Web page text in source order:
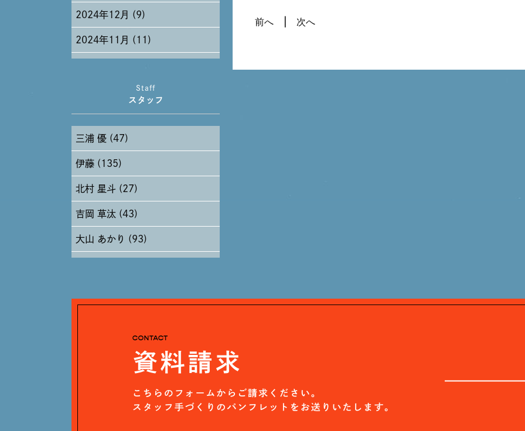
前へ 次へ
2024年12月 (9)
2024年11月 (11)
2024年9月 (11)
2024年8月 (11)
2024年7月 (11)
2024年6月 (12)
2024年5月 (19)
2024年4月 (17)
Staff
スタッフ
三浦 優 (47)
伊藤 (135)
北村 星斗 (27)
吉岡 草汰 (43)
大山 あかり (93)
石川 滉大 (66)
神定 龍杜 (13)